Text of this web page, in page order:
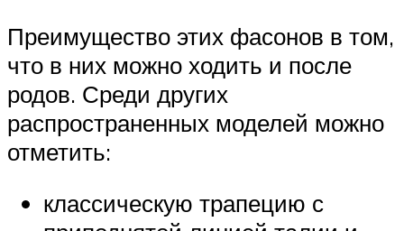
Преимущество этих фасонов в том,
что в них можно ходить и после
родов. Среди других
распространенных моделей можно
отметить:
классическую трапецию с